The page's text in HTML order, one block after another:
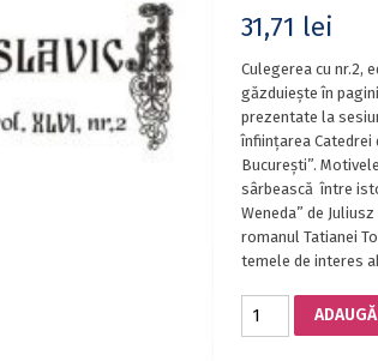
31,71 lei
Culegerea cu nr.2,
găzduiește în
prezentate la
înființarea
București”.
sârbească între
Weneda” de
romanul Tatianei
temele de interes